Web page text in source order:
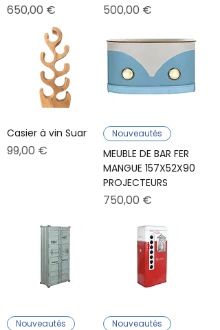
Prix
650,00 € Prix
500,00 €
Casier à vin Suar
Prix
99,00 €
Nouveautés
MEUBLE DE BAR FER
MANGUE 157X52X90
PROJECTEURS
Prix
750,00 €
Nouveautés Nouveautés